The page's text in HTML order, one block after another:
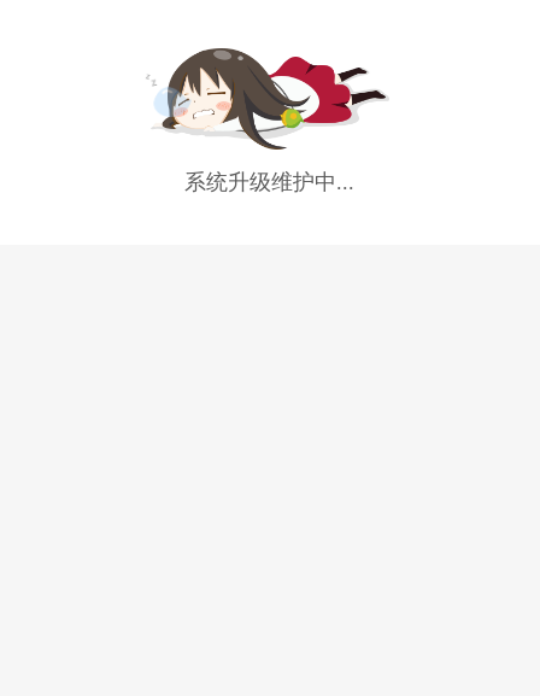
系统升级维护中...